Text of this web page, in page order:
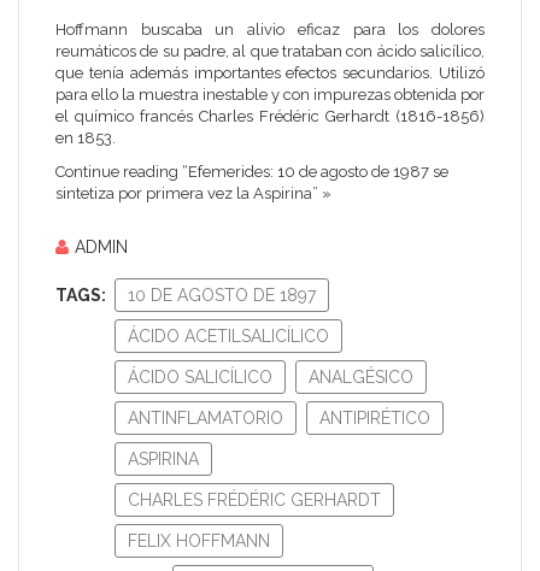
Hoffmann buscaba un alivio eficaz para los dolores
reumáticos de su padre, al que trataban con ácido salicílico,
que tenía además importantes efectos secundarios. Utilizó
para ello la muestra inestable y con impurezas obtenida por
el químico francés Charles Frédéric Gerhardt (1816-1856)
en 1853.
Continue reading “Efemerides: 10 de agosto de 1987 se
sintetiza por primera vez la Aspirina” »
ADMIN
TAGS: 10 DE AGOSTO DE 1897
ÁCIDO ACETILSALICÍLICO
ÁCIDO SALICÍLICO ANALGÉSICO
ANTINFLAMATORIO ANTIPIRÉTICO
ASPIRINA
CHARLES FRÉDÉRIC GERHARDT
FELIX HOFFMANN